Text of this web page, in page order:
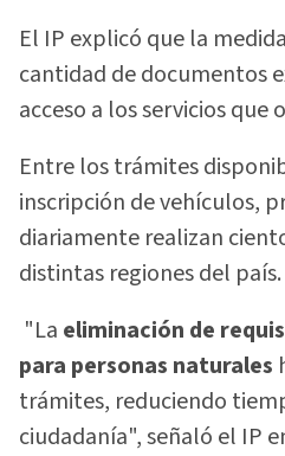
El IP explicó que la
cantidad de documentos
acceso a los servicios que
Entre los trámites
inscripción de vehículos,
diariamente realizan
distintas regiones del país.
"La eliminación de
para personas naturales
trámites, reduciendo
ciudadanía", señaló el IP